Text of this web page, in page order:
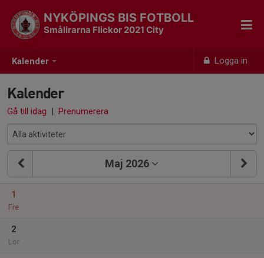
Kalender Logga in
NYKÖPINGS BIS FOTBOLL
Smålirarna Flickor 2021 City
Kalender
Gå till idag | Prenumerera
Maj 2026
1
Fre
2
Lör